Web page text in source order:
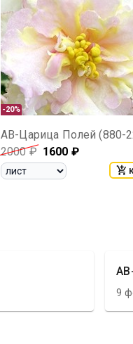
-20%
АВ-Царица Полей (880-
2000₽ 1600 ₽
9